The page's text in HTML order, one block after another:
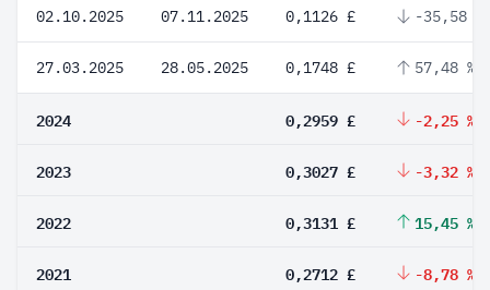
02.10.2025 07.11.2025 0,1126 £ -35,58 %
27.03.2025 28.05.2025 0,1748 £ 57,48 %
2024 0,2959 £ -2,25 %
2023 0,3027 £ -3,32 %
2022 0,3131 £ 15,45 %
2021 0,2712 £ -8,78 %